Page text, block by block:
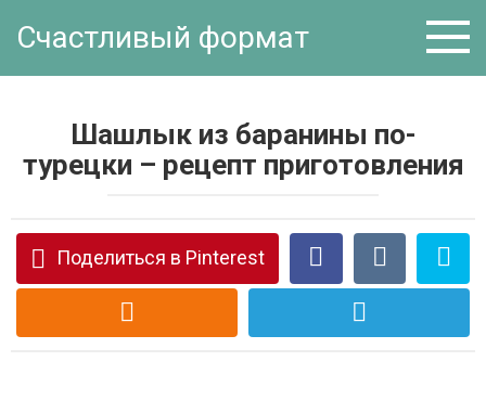
Счастливый формат
Шашлык из баранины по-
турецки – рецепт приготовления
Поделиться в Pinterest